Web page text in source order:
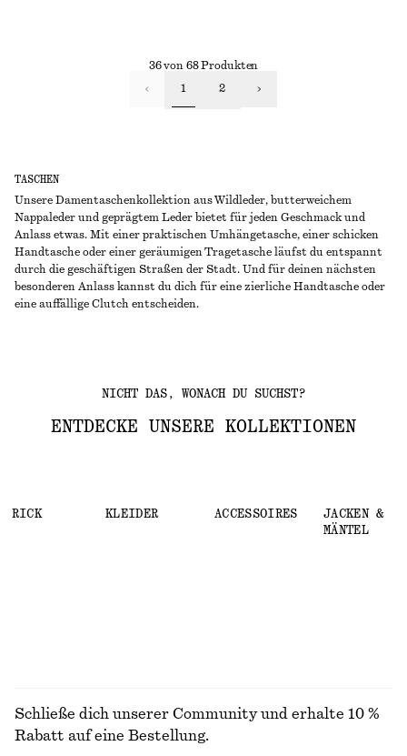
TASCHEN
Unsere Damentaschenkollektion aus Wildleder, butterweichem
Nappaleder und geprägtem Leder bietet für jeden Geschmack und
Anlass etwas. Mit einer praktischen Umhängetasche, einer schicken
Handtasche oder einer geräumigen Tragetasche läufst du entspannt
durch die geschäftigen Straßen der Stadt. Und für deinen nächsten
besonderen Anlass kannst du dich für eine zierliche Handtasche oder
eine auffällige Clutch entscheiden.
36 von 68 Produkten
1 2
NICHT DAS, WONACH DU SUCHST?
ENTDECKE UNSERE KOLLEKTIONEN
KLEIDER ACCESSOIRES
JACKEN &
MÄNTEL
Schließe dich unserer Community und erhalte 10 %
Rabatt auf eine Bestellung.